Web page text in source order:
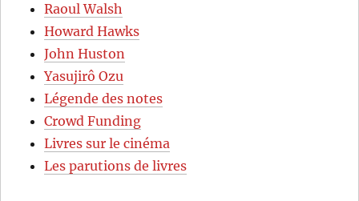
Raoul Walsh
Howard Hawks
John Huston
Yasujirô Ozu
Légende des notes
Crowd Funding
Livres sur le cinéma
Les parutions de livres